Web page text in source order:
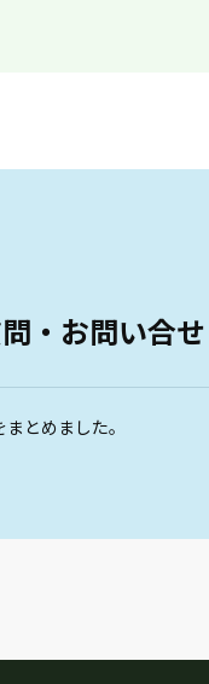
・お問い合せ
とめました。